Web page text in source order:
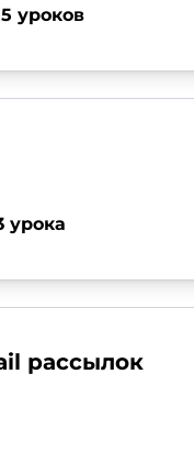
уроков
урока
рассылок